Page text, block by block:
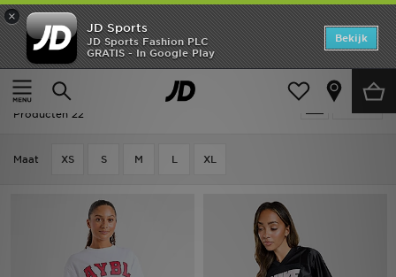
×
JD Sports
JD Sports Fashion PLC
GRATIS - In Google Play
Bekijk
Thuis
Dames Dameskleding Tops
Tops - Graphic
Producten 22
Maat XS S M L XL
Home
Offers
New In
Collecties